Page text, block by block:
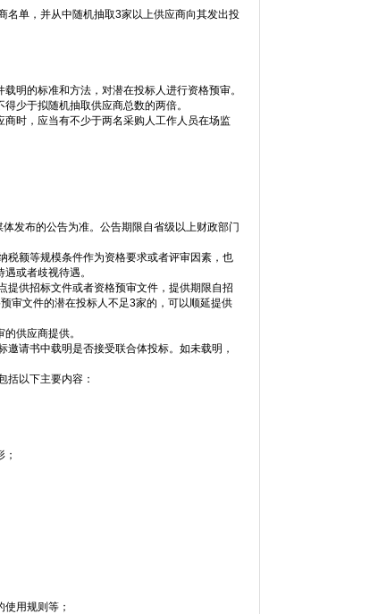
名单，并从中随机抽取3家以上供应商向其发出投
明的标准和方法，对潜在投标人进行资格预审。
少于拟随机抽取供应商总数的两倍。
时，应当有不少于两名采购人工作人员在场监
发布的公告为准。公告期限自省级以上财政部门
税额等规模条件作为资格要求或者评审因素，也
或者歧视待遇。
提供招标文件或者资格预审文件，提供期限自招
审文件的潜在投标人不足3家的，可以顺延提供
供应商提供。
请书中载明是否接受联合体投标。如未载明，
括以下主要内容：
用规则等；